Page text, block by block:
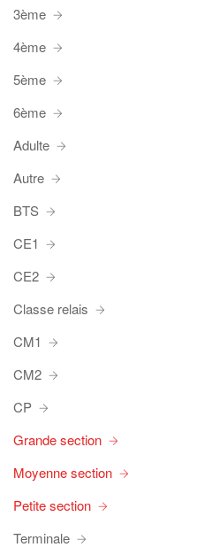
3ème
4ème
5ème
6ème
Adulte
Autre
BTS
CE1
CE2
Classe relais
CM1
CM2
CP
Grande section
Moyenne section
Petite section
Terminale